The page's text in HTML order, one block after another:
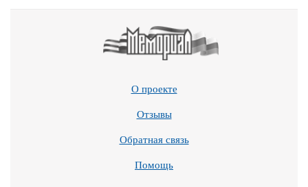
О проекте
Отзывы
Обратная связь
Помощь